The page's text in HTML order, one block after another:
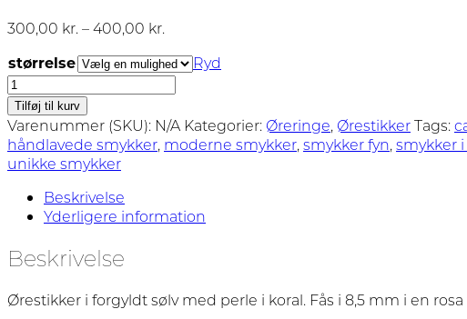
300,00 kr. –400,00 kr.
til
størrelse
Ryd
Coral
Dot
-
ørestikker
antal
Tilføj til kurv
Varenummer (SKU): N/A Kategorier: Øreringe, ØrestikkerTags:
håndlavede smykker, moderne smykker, smykker fyn, smykker
unikke smykker
Beskrivelse
Yderligere information
Beskrivelse
Ørestikker i forgyldt sølv med perle i koral. Fås i 8,5 mm i en